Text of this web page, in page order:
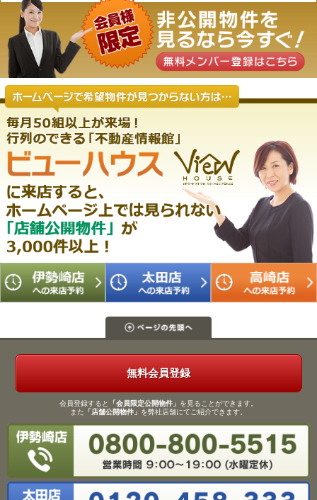
無料会員登録
会員登録すると 「会員限定公開物件」 を見ることができます。
また 「店舗公開物件」 を弊社店舗にてご紹介できます。